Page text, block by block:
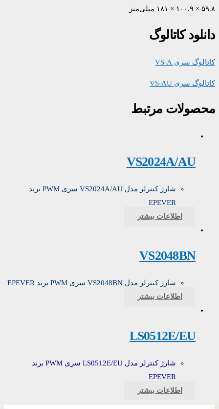
۵۹.۸ × ۱۰۰.۹ × ۱۸۱ میلی‌متر
دانلود کاتالوگ
کاتالوگ سری VS-A
کاتالوگ سری VS-AU
محصولات مرتبط
VS2024A/AU
شارژ کنترلر مدل VS2024A/AU سری PWM برند
EPEVER
اطلاعات بیشتر
VS2048BN
شارژ کنترلر مدل VS2048BN سری PWM برند EPEVER
اطلاعات بیشتر
LS0512E/EU
شارژ کنترلر مدل LS0512E/EU سری PWM برند
EPEVER
اطلاعات بیشتر